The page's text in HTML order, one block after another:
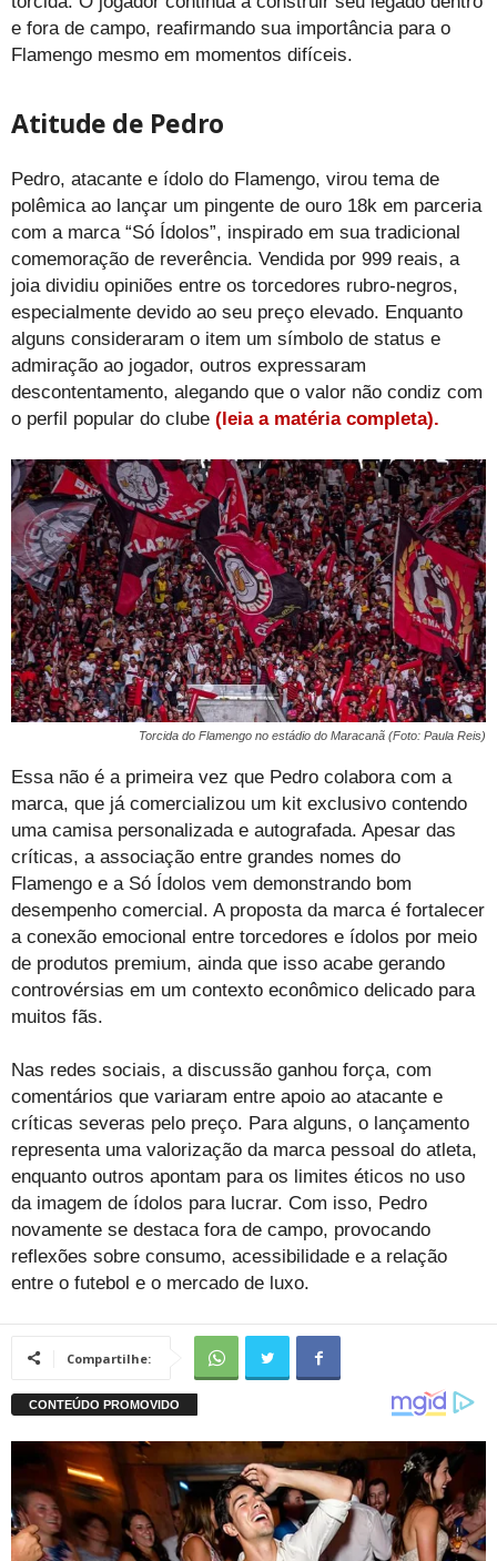
e fora de campo, reafirmando sua importância para o
Flamengo mesmo em momentos difíceis.
Atitude de Pedro
Pedro, atacante e ídolo do Flamengo, virou tema de
polêmica ao lançar um pingente de ouro 18k em parceria
com a marca “Só Ídolos”, inspirado em sua tradicional
comemoração de reverência. Vendida por 999 reais, a
joia dividiu opiniões entre os torcedores rubro-negros,
especialmente devido ao seu preço elevado. Enquanto
alguns consideraram o item um símbolo de status e
admiração ao jogador, outros expressaram
descontentamento, alegando que o valor não condiz com
o perfil popular do clube (leia a matéria completa).
Torcida do Flamengo no estádio do Maracanã (Foto: Paula Reis)
Essa não é a primeira vez que Pedro colabora com a
marca, que já comercializou um kit exclusivo contendo
uma camisa personalizada e autografada. Apesar das
críticas, a associação entre grandes nomes do
Flamengo e a Só Ídolos vem demonstrando bom
desempenho comercial. A proposta da marca é fortalecer
a conexão emocional entre torcedores e ídolos por meio
de produtos premium, ainda que isso acabe gerando
controvérsias em um contexto econômico delicado para
muitos fãs.
Nas redes sociais, a discussão ganhou força, com
comentários que variaram entre apoio ao atacante e
críticas severas pelo preço. Para alguns, o lançamento
representa uma valorização da marca pessoal do atleta,
enquanto outros apontam para os limites éticos no uso
da imagem de ídolos para lucrar. Com isso, Pedro
novamente se destaca fora de campo, provocando
reflexões sobre consumo, acessibilidade e a relação
entre o futebol e o mercado de luxo.
Compartilhe: